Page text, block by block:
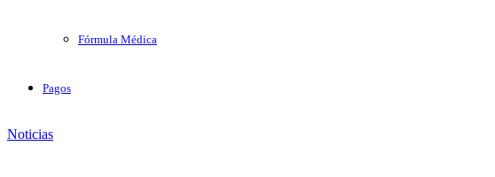
Fórmula Médica
Pagos
Noticias